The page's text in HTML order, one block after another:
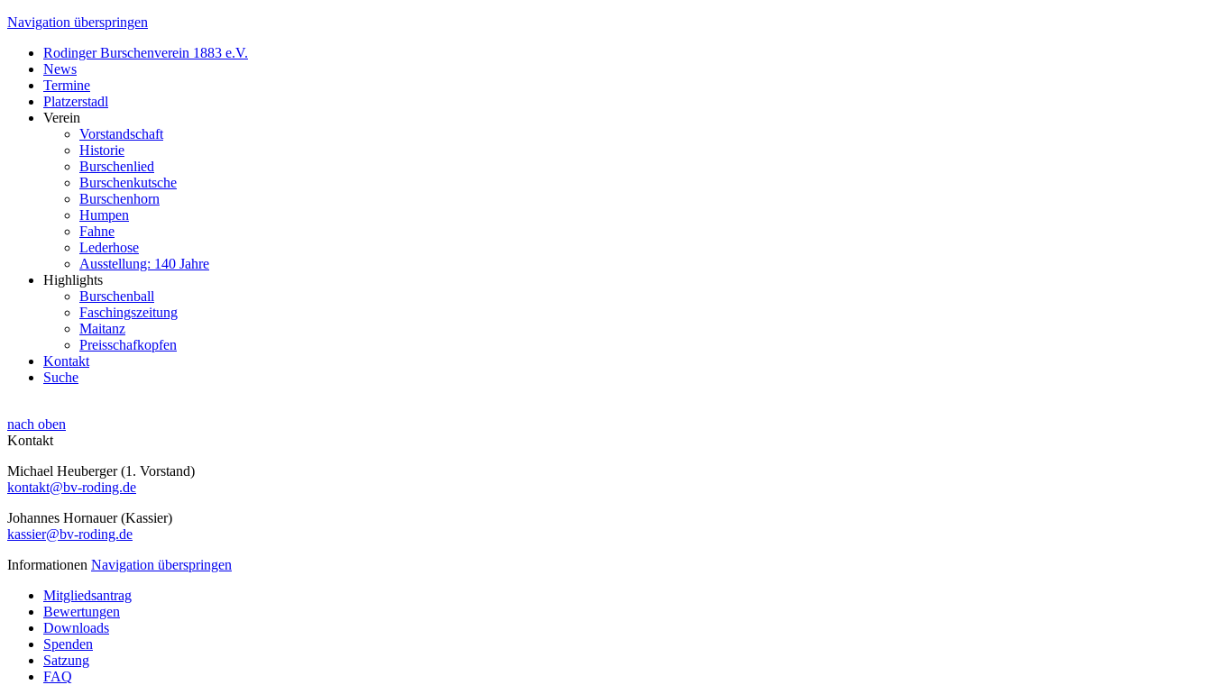
Navigation überspringen
Rodinger Burschenverein 1883 e.V.
News
Termine
Platzerstadl
Verein
Vorstandschaft
Historie
Burschenlied
Burschenkutsche
Burschenhorn
Humpen
Fahne
Lederhose
Ausstellung: 140 Jahre
Highlights
Burschenball
Faschingszeitung
Maitanz
Preisschafkopfen
Kontakt
Suche
nach oben
Kontakt
Michael Heuberger (1. Vorstand)
kontakt@bv-roding.de
Johannes Hornauer (Kassier)
kassier@bv-roding.de
Informationen Navigation überspringen
Mitgliedsantrag
Bewertungen
Downloads
Spenden
Satzung
FAQ